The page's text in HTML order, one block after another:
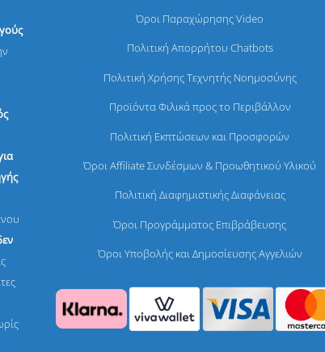
Όροι Παραχώρησης Video
Πολιτική Απορρήτου Chatbots
Πολιτική Χρήσης Τεχνητής Νοημοσύνης
Προϊόντα Φιλικά προς το Περιβάλλον
Πολιτική Εκπτώσεων και Προσφορών
Όροι Affiliate Συνδέσμων & Προωθητικού Υλικού
Πολιτική Διαφημιστικής Διαφάνειας
Όροι Προγράμματος Επιβράβευσης
Όροι Υποβολής και Δημοσίευσης Αγγελιών